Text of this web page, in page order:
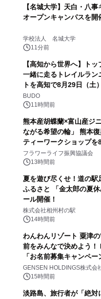
【名城大学】天白・八
オープンキャンパスを開
学校法人 名城大学
11分前
【高知から世界へ】トッ
一緒に走るトレイルラン
トを高知で8月29日（土
BUDO
11時間前
熊本産胡蝶蘭×富山産ジ
ながる希望の輪」 熊本
ティーワークショップを
山・射水で開催
フラワーライフ振興協議会
13時間前
夏を遊び尽くせ！道の駅
ふるさと 「金太郎の夏
ール開催！
株式会社相州村の駅
14時間前
わんわんリゾート 粟津
前をみんなで決めよう
「お名前募集キャンペ
(土)より開催
GENSEN HOLDINGS株式会
15時間前
淡路島、旅行者が「絶対